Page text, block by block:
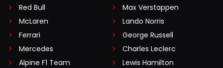
Red Bull
McLaren
Ferrari
Mercedes
Alpine F1 Team
Max Verstappen
Lando Norris
George Russell
Charles Leclerc
Lewis Hamilton